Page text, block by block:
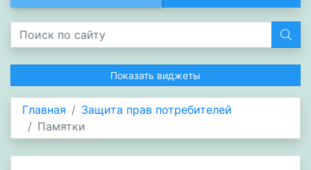
Показать виджеты
Главная
Защита прав потребителей
Памятки